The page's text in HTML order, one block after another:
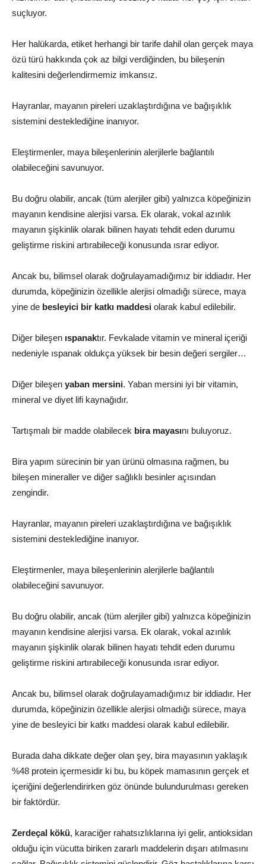
suçluyor.
Her halükarda, etiket herhangi bir tarife dahil olan gerçek maya
özü türü hakkında çok az bilgi verdiğinden, bu bileşenin
kalitesini değerlendirmemiz imkansız.
Hayranlar, mayanın pireleri uzaklaştırdığına ve bağışıklık
sistemini desteklediğine inanıyor.
Eleştirmenler, maya bileşenlerinin alerjilerle bağlantılı
olabileceğini savunuyor.
Bu doğru olabilir, ancak (tüm alerjiler gibi) yalnızca köpeğinizin
mayanın kendisine alerjisi varsa. Ek olarak, vokal azınlık
mayanın şişkinlik olarak bilinen hayatı tehdit eden durumu
geliştirme riskini artırabileceği konusunda ısrar ediyor.
Ancak bu, bilimsel olarak doğrulayamadığımız bir iddiadır. Her
durumda, köpeğinizin özellikle alerjisi olmadığı sürece, maya
yine de besleyici bir katkı maddesi olarak kabul edilebilir.
Diğer bileşen ıspanaktır. Fevkalade vitamin ve mineral içeriği
nedeniyle ıspanak oldukça yüksek bir besin değeri sergiler…
Diğer bileşen yaban mersini. Yaban mersini iyi bir vitamin,
mineral ve diyet lifi kaynağıdır.
Tartışmalı bir madde olabilecek bira mayasını buluyoruz.
Bira yapım sürecinin bir yan ürünü olmasına rağmen, bu
bileşen mineraller ve diğer sağlıklı besinler açısından
zengindir.
Hayranlar, mayanın pireleri uzaklaştırdığına ve bağışıklık
sistemini desteklediğine inanıyor.
Eleştirmenler, maya bileşenlerinin alerjilerle bağlantılı
olabileceğini savunuyor.
Bu doğru olabilir, ancak (tüm alerjiler gibi) yalnızca köpeğinizin
mayanın kendisine alerjisi varsa. Ek olarak, vokal azınlık
mayanın şişkinlik olarak bilinen hayatı tehdit eden durumu
geliştirme riskini artırabileceği konusunda ısrar ediyor.
Ancak bu, bilimsel olarak doğrulayamadığımız bir iddiadır. Her
durumda, köpeğinizin özellikle alerjisi olmadığı sürece, maya
yine de besleyici bir katkı maddesi olarak kabul edilebilir.
Burada daha dikkate değer olan şey, bira mayasının yaklaşık
%48 protein içermesidir ki bu, bu köpek mamasının gerçek et
içeriğini değerlendirirken göz önünde bulundurulması gereken
bir faktördür.
Zerdeçal kökü, karaciğer rahatsızlıklarına iyi gelir, antioksidan
olduğu için vücutta biriken zararlı maddelerin dışarı atılmasını